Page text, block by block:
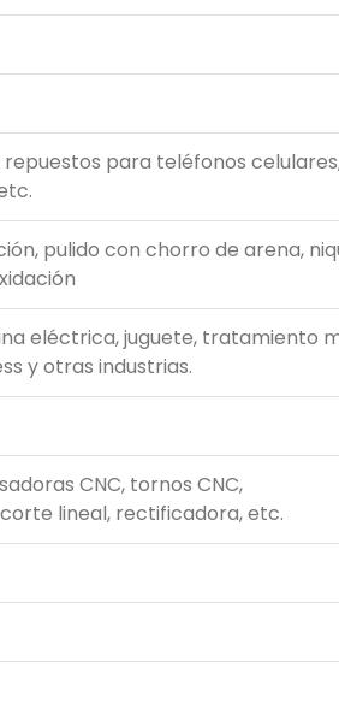
para teléfonos
pulido con chorro de arena,
eléctrica, juguete, tratamiento
y otras industrias.
CNC, tornos CNC,
lineal, rectificadora, etc.